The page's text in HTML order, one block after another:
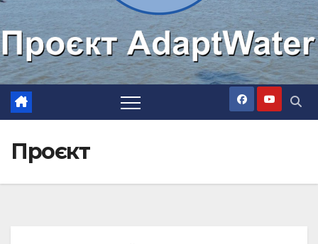
Проєкт